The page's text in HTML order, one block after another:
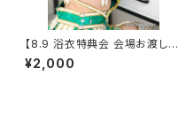
【8.9 浴衣特典会 会場お渡し限
定】鈴木志乃 コスチューム②ポ
ートレート ※発送はいたしませ
¥2,000